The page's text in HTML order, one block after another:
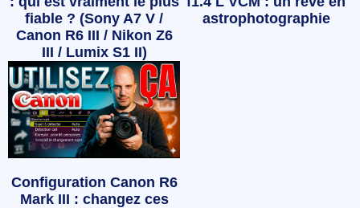
fiable ? (Sony A7 V /
Canon R6 III / Nikon Z6
III / Lumix S1 II)
astrophotographie
Configuration Canon R6
Mark III : changez ces